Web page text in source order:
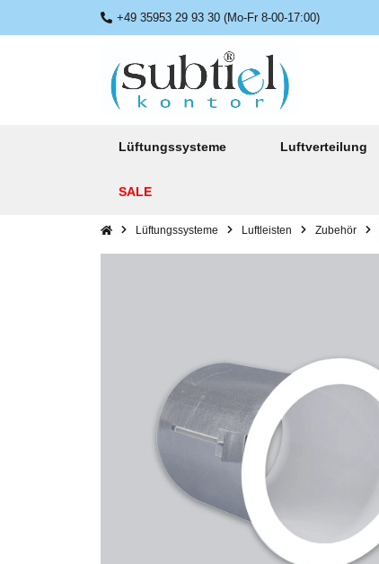
+49 35953 29 93 30 (Mo-Fr 8-00-17:00)
Lüftungssysteme Luftverteilung
SALE
Lüftungssysteme Luftleisten Zubehör